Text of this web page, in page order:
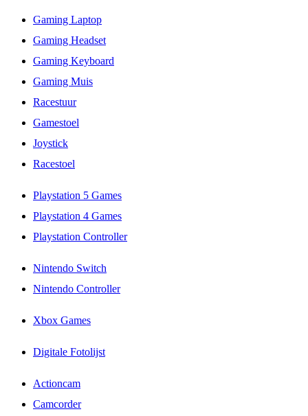
Gaming Laptop
Gaming Headset
Gaming Keyboard
Gaming Muis
Racestuur
Gamestoel
Joystick
Racestoel
Playstation 5 Games
Playstation 4 Games
Playstation Controller
Nintendo Switch
Nintendo Controller
Xbox Games
Digitale Fotolijst
Actioncam
Camcorder